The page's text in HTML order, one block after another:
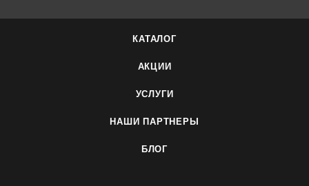
КАТАЛОГ
АКЦИИ
УСЛУГИ
НАШИ ПАРТНЕРЫ
БЛОГ